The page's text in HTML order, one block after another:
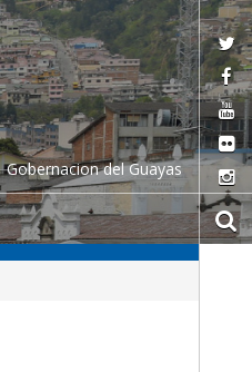
Gobernacion del Guayas